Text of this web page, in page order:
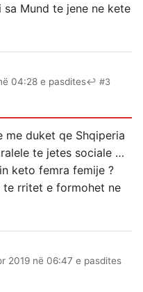
Mund te jene ne kete
04:28 e pasdites↩ #3
me duket qe Shqiperia
te jetes sociale …
keto femra femije ?
te rritet e formohet ne
2019 në 06:47 e pasdites